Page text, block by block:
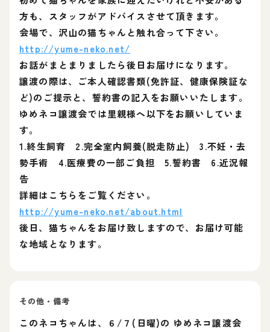
方も、スタッフがアドバイスさせて頂きます。
会場で、沢山の猫ちゃんと触れ合って下さい。
http://yume-neko.net/
お話がまとまりましたら後日お届けになります。
譲渡の際は、ご本人確認書類(免許証、健康保険証な
ど)のご提示と、誓約書の記入をお願いいたします。
ゆめネコ譲渡会では里親様へ以下をお願いしていま
す。
1.終生飼育 2.完全室内飼養(脱走防止) 3.不妊・去
勢手術 4.医療費の一部ご負担 5.誓約書 6.近況報
告
詳細はこちらをご覧ください。
http://yume-neko.net/about.html
後日、猫ちゃんをお届け致しますので、お届け可能
な地域となります。
その他・備考
このネコちゃんは、６/７(日曜)の ゆめネコ譲渡会